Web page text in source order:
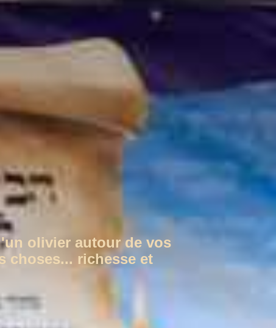
olivier autour de vos
choses... richesse et